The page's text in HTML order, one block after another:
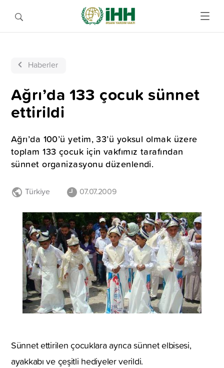
Haberler
Ağrı’da 133 çocuk sünnet
ettirildi
Ağrı’da 100’ü yetim, 33’ü yoksul olmak üzere
toplam 133 çocuk için vakfımız tarafından
sünnet organizasyonu düzenlendi.
Türkiye 07.07.2009
Sünnet ettirilen çocuklara ayrıca sünnet elbisesi,
ayakkabı ve çeşitli hediyeler verildi.